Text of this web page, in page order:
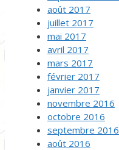
août 2017
juillet 2017
mai 2017
avril 2017
mars 2017
février 2017
janvier 2017
novembre 2016
octobre 2016
septembre 2016
août 2016